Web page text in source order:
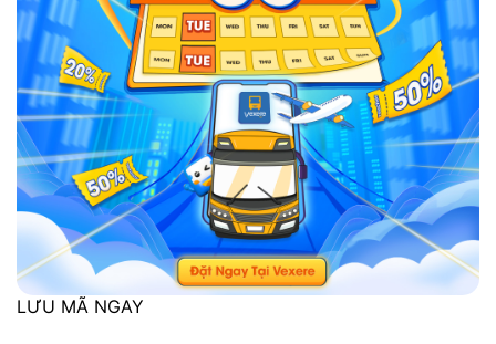
LƯU MÃ NGAY